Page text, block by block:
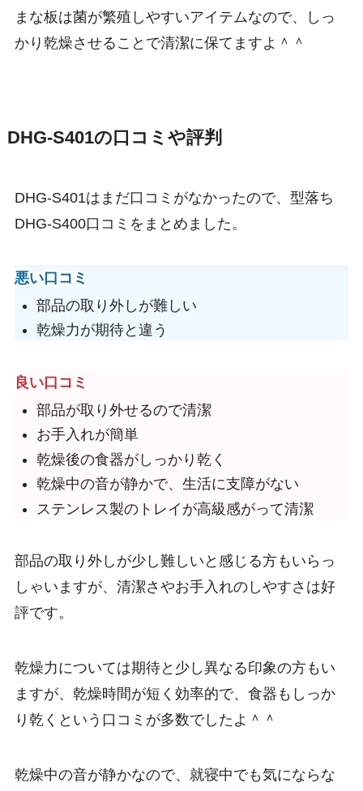
まな板は菌が繁殖しやすいアイテムなので、しっ
かり乾燥させることで清潔に保てますよ＾＾
DHG-S401の口コミや評判
DHG-S401はまだ口コミがなかったので、型落ち
DHG-S400口コミをまとめました。
悪い口コミ
部品の取り外しが難しい
乾燥力が期待と違う
良い口コミ
部品が取り外せるので清潔
お手入れが簡単
乾燥後の食器がしっかり乾く
乾燥中の音が静かで、生活に支障がない
ステンレス製のトレイが高級感がって清潔
部品の取り外しが少し難しいと感じる方もいらっ
しゃいますが、清潔さやお手入れのしやすさは好
評です。
乾燥力については期待と少し異なる印象の方もい
ますが、乾燥時間が短く効率的で、食器もしっか
り乾くという口コミが多数でしたよ＾＾
乾燥中の音が静かなので、就寝中でも気にならな